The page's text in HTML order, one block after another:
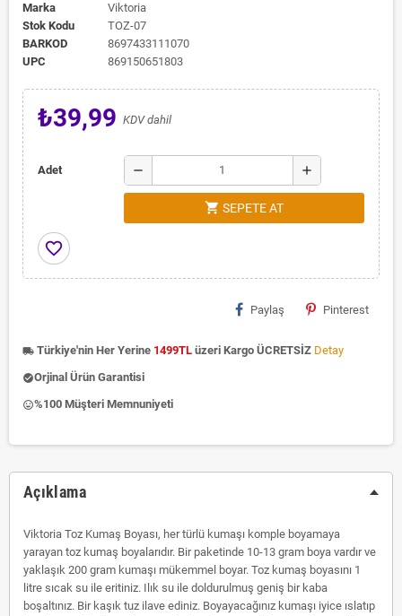
Marka
Viktoria
Stok Kodu
TOZ-07
BARKOD
8697433111070
UPC
869150651803
₺39,99 KDV dahil
Adet remove add
shopping_cart SEPETE AT
favorite_border
Paylaş Pinterest
local_shipping Türkiye'nin Her Yerine 1499TL üzeri Kargo ÜCRETSİZ Detay
check_circleOrjinal Ürün Garantisi
insert_emoticon%100 Müşteri Memnuniyeti
Açıklama
Viktoria Toz Kumaş Boyası, her türlü kumaşı komple boyamaya
yarayan toz kumaş boyalarıdır. Bir paketinde 10-13 gram boya vardır ve
yaklaşık 200 gram kumaşı mükemmel boyar. Toz kumaş boyasını 1
litre sıcak su ile eritiniz. Ilık su ile doldurulmuş geniş bir kaba
boşaltınız. Bir kaşık tuz ilave ediniz. Boyayacağınız kumaşı iyice ıslatıp